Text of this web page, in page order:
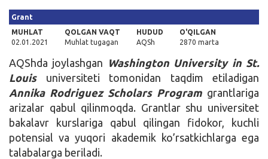
Grant
MUHLAT
02.01.2021
QOLGAN VAQT
Muhlat tugagan
HUDUD
AQSh
O'QILGAN
2870 marta
AQShda joylashgan Washington University in St.
Louisuniversiteti tomonidan taqdim etiladigan
Annika Rodriguez Scholars Program grantlariga
arizalar qabul qilinmoqda. Grantlar shu universitet
bakalavr kurslariga qabul qilingan fidokor, kuchli
potensial va yuqori akademik ko’rsatkichlarga ega
talabalarga beriladi.